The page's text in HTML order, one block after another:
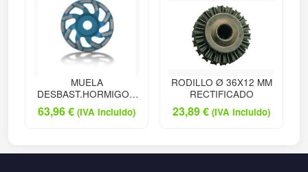
MUELA
DESBAST.HORMIGON
FAN CUP
63,96€ (IVA incluido)
RODILLO Ø 36X12 MM
RECTIFICADO
23,89€ (IVA incluido)